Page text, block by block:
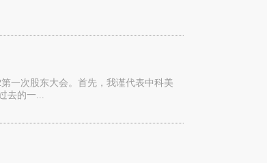
一次股东大会。首先，我谨代表中科美
去的一...